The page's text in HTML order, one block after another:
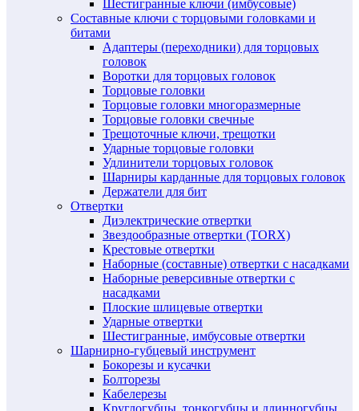
Шестигранные ключи (имбусовые)
Составные ключи с торцовыми головками и
битами
Адаптеры (переходники) для торцовых
головок
Воротки для торцовых головок
Торцовые головки
Торцовые головки многоразмерные
Торцовые головки свечные
Трещоточные ключи, трещотки
Ударные торцовые головки
Удлинители торцовых головок
Шарниры карданные для торцовых головок
Держатели для бит
Отвертки
Диэлектрические отвертки
Звездообразные отвертки (TORX)
Крестовые отвертки
Наборные (составные) отвертки с насадками
Наборные реверсивные отвертки с
насадками
Плоские шлицевые отвертки
Ударные отвертки
Шестигранные, имбусовые отвертки
Шарнирно-губцевый инструмент
Бокорезы и кусачки
Болторезы
Кабелерезы
Круглогубцы, тонкогубцы и длинногубцы